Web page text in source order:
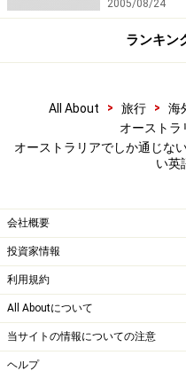
2005/08/24
ランキン
All About > 旅行 > 海
オーストラ
オーストラリアでしか通じ
い英
会社概要
投資家情報
利用規約
All Aboutについて
当サイトの情報についての注意
ヘルプ